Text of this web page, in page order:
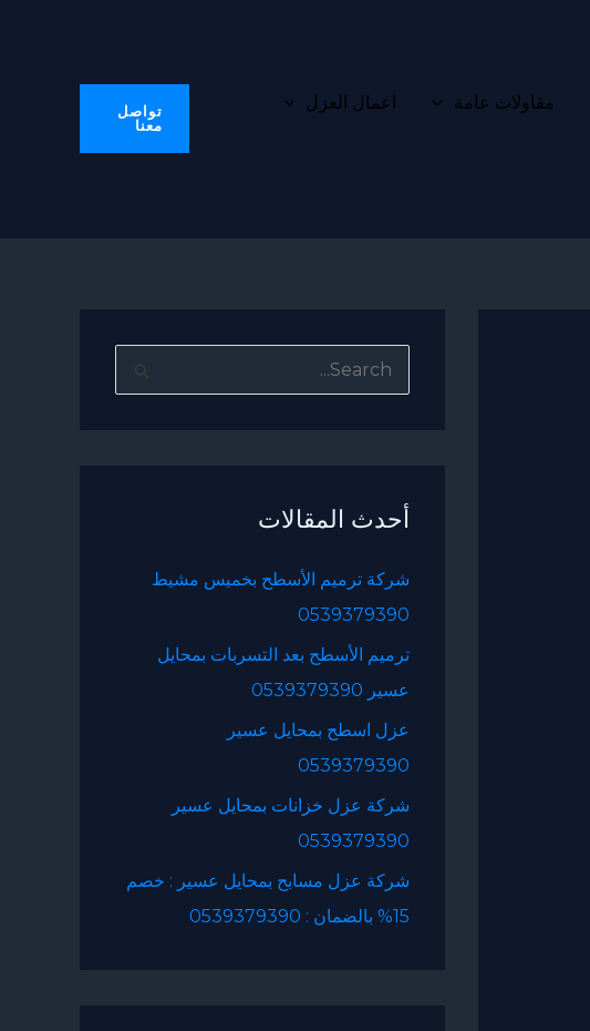
مقاولات عامة
اعمال العزل
تواصل
معنا
ث
ن
:
أحدث المقالات
شركة ترميم الأسطح بخميس مشيط
0539379390
ترميم الأسطح بعد التسربات بمحايل
عسير 0539379390
عزل اسطح بمحايل عسير
0539379390
شركة عزل خزانات بمحايل عسير
0539379390
شركة عزل مسابح بمحايل عسير : خصم
15% بالضمان : 0539379390